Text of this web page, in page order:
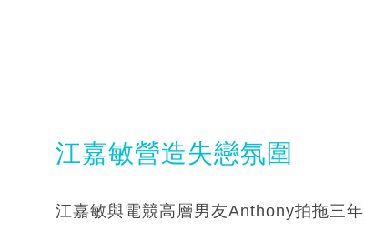
江嘉敏營造失戀氛圍
江嘉敏與電競高層男友Anthony拍拖三